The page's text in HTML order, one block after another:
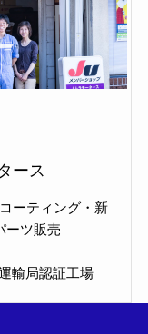
ース
ーティング・新
ツ販売
輸局認証工場